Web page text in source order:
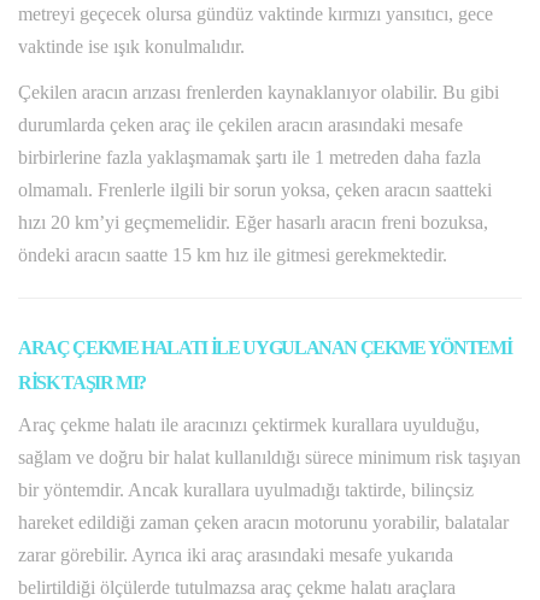
metreyi geçecek olursa gündüz vaktinde kırmızı yansıtıcı, gece
vaktinde ise ışık konulmalıdır.
Çekilen aracın arızası frenlerden kaynaklanıyor olabilir. Bu gibi
durumlarda çeken araç ile çekilen aracın arasındaki mesafe
birbirlerine fazla yaklaşmamak şartı ile 1 metreden daha fazla
olmamalı. Frenlerle ilgili bir sorun yoksa, çeken aracın saatteki
hızı 20 km’yi geçmemelidir. Eğer hasarlı aracın freni bozuksa,
öndeki aracın saatte 15 km hız ile gitmesi gerekmektedir.
ARAÇ ÇEKME HALATI İLE UYGULANAN ÇEKME YÖNTEMİ
RİSK TAŞIR MI?
Araç çekme halatı ile aracınızı çektirmek kurallara uyulduğu,
sağlam ve doğru bir halat kullanıldığı sürece minimum risk taşıyan
bir yöntemdir. Ancak kurallara uyulmadığı taktirde, bilinçsiz
hareket edildiği zaman çeken aracın motorunu yorabilir, balatalar
zarar görebilir. Ayrıca iki araç arasındaki mesafe yukarıda
belirtildiği ölçülerde tutulmazsa araç çekme halatı araçlara